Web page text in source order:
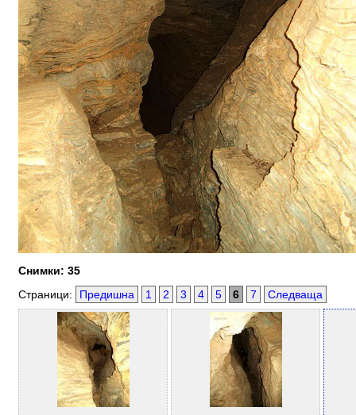
Снимки: 35
Страници:
Предишна 1 2 3 4 5 6 7 Следваща